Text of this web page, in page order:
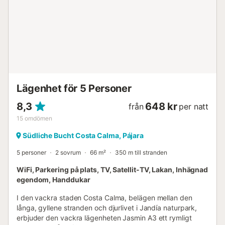
Lägenhet för 5 Personer
8,3
15 omdömen
från 648 kr per natt
Südliche Bucht Costa Calma, Pájara
5 personer 2 sovrum 66 m² 350 m till stranden
WiFi, Parkering på plats, TV, Satellit-TV, Lakan, Inhägnad
egendom, Handdukar
I den vackra staden Costa Calma, belägen mellan den
långa, gyllene stranden och djurlivet i Jandía naturpark,
erbjuder den vackra lägenheten Jasmin A3 ett rymligt